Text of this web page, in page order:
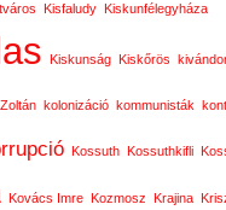
Kisfaludy Kiskunfélegyháza
Kiskunság Kiskőrös
kolonizáció kommunisták
Kossuth Kossuthkifli
Kovács Imre Kozmosz Krajina